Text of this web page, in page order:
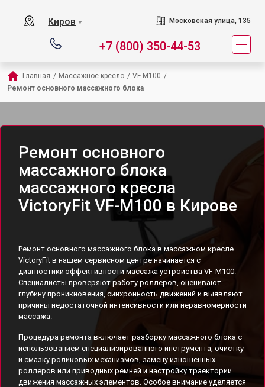
Киров ▼ Московская улица, 135
+7 (800) 350-44-53
Главная / Массажное кресло / VF-M100 /
Ремонт основного массажного блока
Ремонт основного
массажного блока
массажного кресла
VictoryFit VF-M100 в Кирове
Ремонт основного массажного блока в массажном кресле
VictoryFit в нашем сервисном центре начинается с
диагностики эффективности массажа устройства VF-M100.
Специалисты проверяют работу роллеров, оценивают
глубину проникновения, синхронность движений и выявляют
причины недостаточной интенсивности или неравномерности
массажа.
Процедура ремонта включает разборку массажного блока с
использованием специализированного инструмента, очистку
и смазку роликовых механизмов, замену изношенных
роллеров или приводных ремней и настройку траектории
движения массажных элементов. Особое внимание уделяется